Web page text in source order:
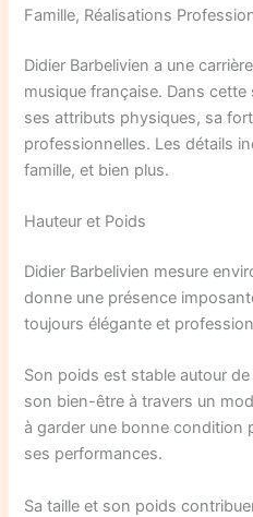
Famille, Réalisations
Didier Barbelivien a une
musique française. Dans
ses attributs physiques, sa
professionnelles. Les détails
famille, et bien plus.
Hauteur et Poids
Didier Barbelivien mesure
donne une présence
toujours élégante et
Son poids est stable autour
son bien-être à travers un
à garder une bonne condition
ses performances.
Sa taille et son poids